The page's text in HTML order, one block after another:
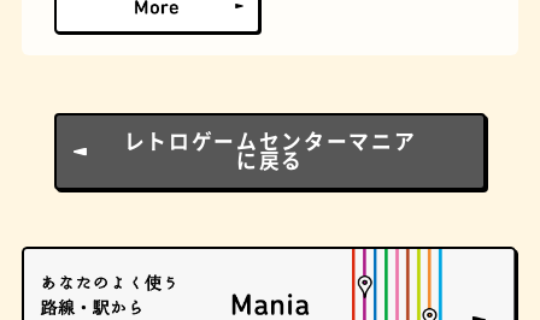
レトロゲームセンターマニア
に戻る